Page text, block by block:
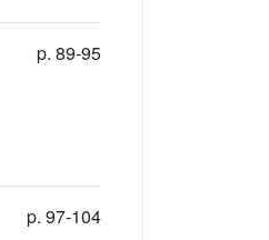
p. 89-95
p. 97-104